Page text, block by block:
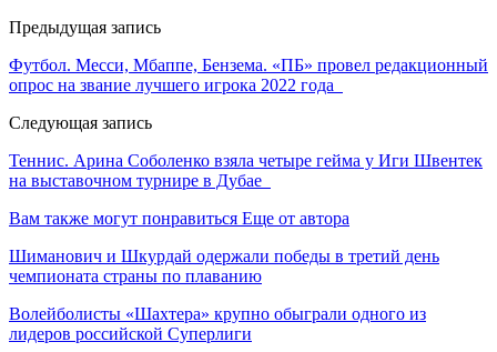
Предыдущая запись
Футбол. Месси, Мбаппе, Бензема. «ПБ» провел редакционный
опрос на звание лучшего игрока 2022 года
Следующая запись
Теннис. Арина Соболенко взяла четыре гейма у Иги Швентек
на выставочном турнире в Дубае
Вам также могут понравиться Еще от автора
Шиманович и Шкурдай одержали победы в третий день
чемпионата страны по плаванию
Волейболисты «Шахтера» крупно обыграли одного из
лидеров российской Суперлиги